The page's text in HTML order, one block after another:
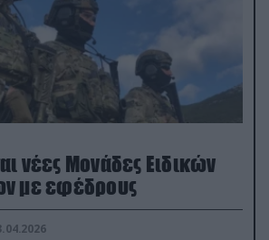
νέες Μονάδες Ειδικών
με εφέδρους